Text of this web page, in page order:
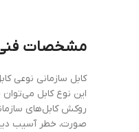
مشخصات
کابل سازمانی نوعی